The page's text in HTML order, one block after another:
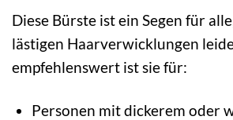
Diese Bürste ist ein Segen für
lästigen Haarverwicklungen
empfehlenswert ist sie für:
Personen mit dickerem oder